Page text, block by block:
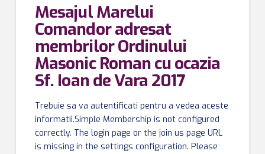
Mesajul Marelui
Comandor adresat
membrilor Ordinului
Masonic Roman cu ocazia
Sf. Ioan de Vara 2017
Trebuie sa va autentificati pentru a vedea aceste
informatii.Simple Membership is not configured
correctly. The login page or the join us page URL
is missing in the settings configuration. Please